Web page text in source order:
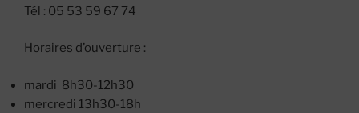
Tél : 05 53 59 67 74
Horaires d’ouverture :
mardi 8h30-12h30
mercredi 13h30-18h